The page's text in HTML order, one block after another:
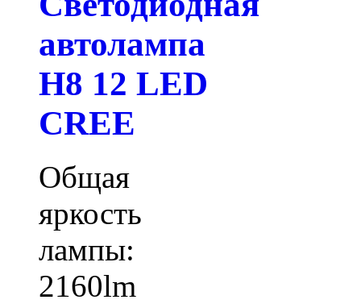
автолампа
H8 12 LED
CREE
Общая
яркость
лампы:
2160lm